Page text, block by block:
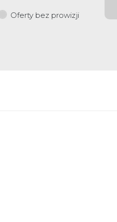
Oferty bez prowizji